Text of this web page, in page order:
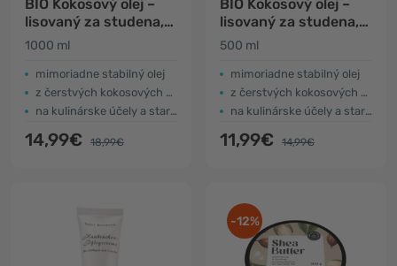
BIO Kokosový olej –
lisovaný za studena,
nerafinovaný
1000 ml
mimoriadne stabilný olej
z čerstvých kokosových orechov
na kulinárske účely a starostlivosť o pokožku
14,99€ 18,99€
BIO Kokosový olej –
lisovaný za studena,
nerafinovaný
500 ml
mimoriadne stabilný olej
z čerstvých kokosových orechov
na kulinárske účely a starostlivosť o pokožku
11,99€ 14,99€
-12%